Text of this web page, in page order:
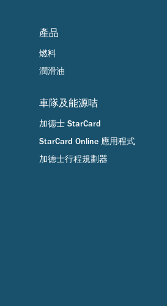
產品
燃料
潤滑油
車隊及能源咭
加德士 StarCard
StarCard Online 應用程式
加德士行程規劃器